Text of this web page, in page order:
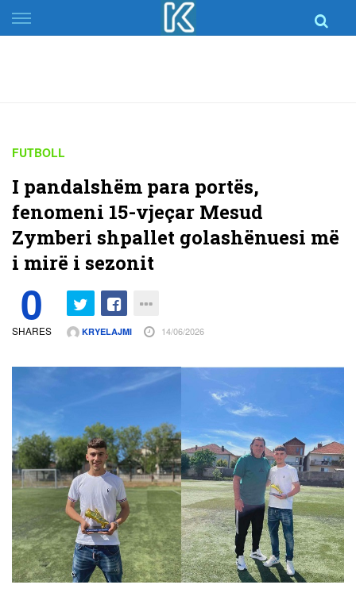
Skip
to
FUTBOLL
I pandalshëm para portës,
fenomeni 15-vjeçar Mesud
Zymberi shpallet golashënuesi më
i mirë i sezonit
0
SHARES KRYELAJMI 14/06/2026